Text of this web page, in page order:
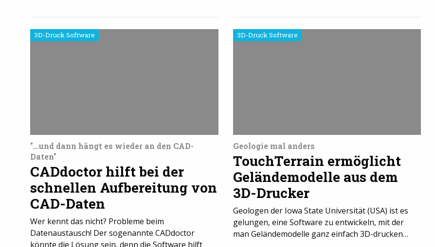
3D-Druck Software
"...und dann hängt es wieder an den CAD-
Daten"
CADdoctor hilft bei der
schnellen Aufbereitung von
CAD-Daten
Wer kennt das nicht? Probleme beim
Datenaustausch! Der sogenannte CADdoctor
könnte die Lösung sein, denn die Software hilft
3D-Druck Software
Geologie mal anders
TouchTerrain ermöglicht
Geländemodelle aus dem
3D-Drucker
Geologen der Iowa State Universität (USA) ist es
gelungen, eine Software zu entwickeln, mit der
man Geländemodelle ganz einfach 3D-drucken…